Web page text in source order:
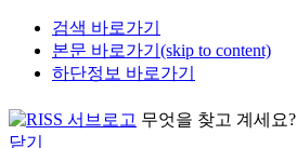
검색 바로가기
본문 바로가기(skip to content)
하단정보 바로가기
무엇을 찾고 계세요?
닫기